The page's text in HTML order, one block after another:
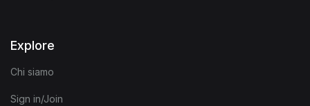
Explore
Chi siamo
Sign in/Join